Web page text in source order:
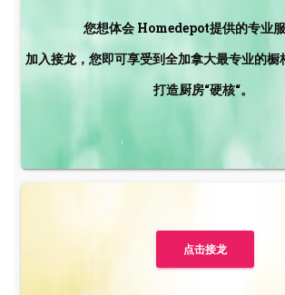
您想体会 Homedepot提供的专业
加入接龙，您即可享受到全加拿大最专业的橱
打造厨房“硬核“。
点击接龙